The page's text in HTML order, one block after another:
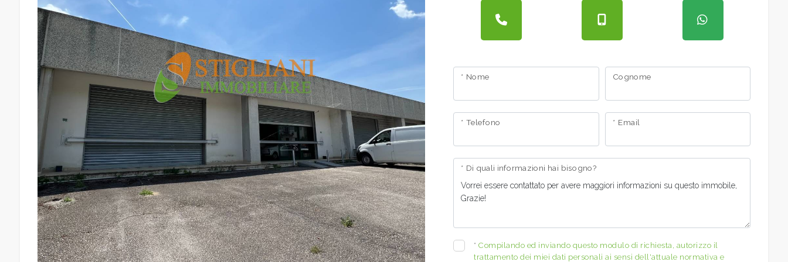
* Nome Cognome
* Telefono * Email
* Di quali informazioni hai bisogno?
*Compilando ed inviando questo modulo di richiesta, autorizzo il
trattamento dei miei dati personali ai sensi dell'attuale normativa e
Giardino
Posto auto/Box
Balcone/Terrazzo
Ascensore
Nuova costruzione
Lusso